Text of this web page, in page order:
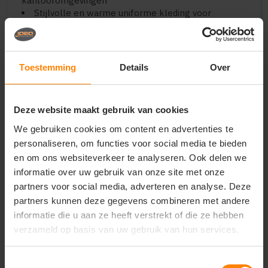
Toestemming Details Over
Deze website maakt gebruik van cookies
We gebruiken cookies om content en advertenties te
personaliseren, om functies voor social media te bieden
en om ons websiteverkeer te analyseren. Ook delen we
informatie over uw gebruik van onze site met onze
partners voor social media, adverteren en analyse. Deze
partners kunnen deze gegevens combineren met andere
informatie die u aan ze heeft verstrekt of die ze hebben
verzameld op basis van uw gebruik van hun services.
Stijlvolle en warme uniforme kleding voor
beurzen, congressen en promotieteams in het najaar
en de winter
Hoogwaardige en tijdloze merchandise voor
merken, sportclubs, verenigingen en bedrijven
Belangrijkste kenmerken:
klassieke, stevige piqué-weving voor optimaal
comfort en vormbehoud
Design:Tijdloos ontwerp met lange mouwen
(Long Sleeve), een traditionele geribde kraag en een
nette knopenlijst
Pasvorm: Comfortabele herenpasvorm (Regular
fit) voor een professionele en stijlvolle uitstraling
Duurzaamheid:Hoogwaardige afwerking van de
naden en boorden voor een lange levensduur, ook bij
frequent wassen